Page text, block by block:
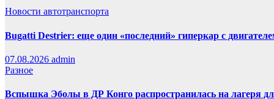
Новости автотранспорта
Bugatti Destrier: еще один «последний» гиперкар с
07.08.2026 admin
Разное
Вспышка Эболы в ДР Конго распространилась на лагеря